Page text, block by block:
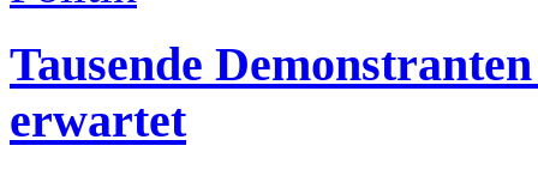
Tausende
erwartet